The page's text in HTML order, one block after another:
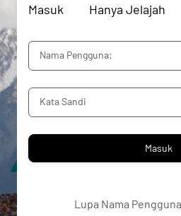
Masuk Hanya Jelajah
Nama Pengguna:
Kata Sandi
Masuk
Lupa Nama